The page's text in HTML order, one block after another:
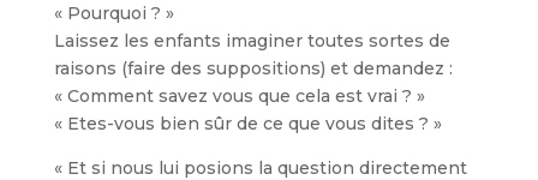
« Pourquoi ? »
Laissez les enfants imaginer toutes sortes de
raisons (faire des suppositions) et demandez :
« Comment savez vous que cela est vrai ? »
« Etes-vous bien sûr de ce que vous dites ? »
« Et si nous lui posions la question directement